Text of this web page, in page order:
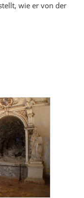
wie er von der